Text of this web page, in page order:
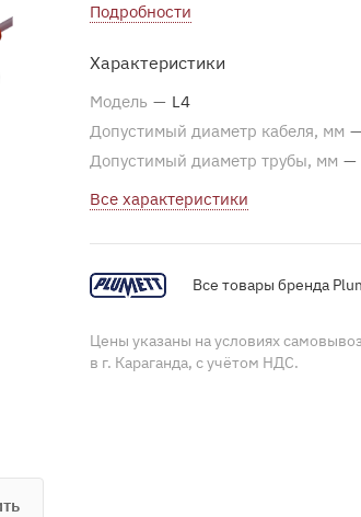
Подробности
Характеристики
Модель — L4
Допустимый диаметр кабеля, мм
Допустимый диаметр трубы, мм —
Все характеристики
Все товары бренда
Цены указаны на условиях
в г. Караганда, с учётом НДС.